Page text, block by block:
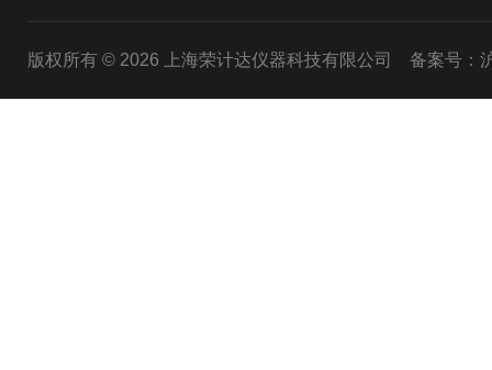
版权所有 © 2026 上海荣计达仪器科技有限公司 备案号：